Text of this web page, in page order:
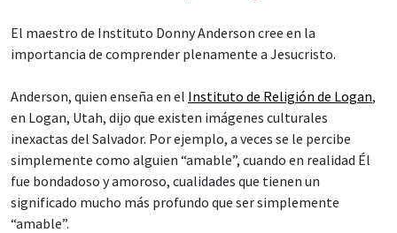
El maestro de Instituto Donny Anderson cree en la
importancia de comprender plenamente a Jesucristo.
Anderson, quien enseña en el Instituto de Religión de Logan,
en Logan, Utah, dijo que existen imágenes culturales
inexactas del Salvador. Por ejemplo, a veces se le percibe
simplemente como alguien “amable”, cuando en realidad Él
fue bondadoso y amoroso, cualidades que tienen un
significado mucho más profundo que ser simplemente
“amable”.